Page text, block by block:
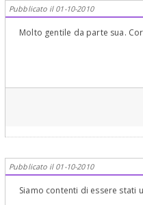
Pubblicato il 01-10-2010
Molto gentile da parte sua.
Pubblicato il 01-10-2010
Siamo contenti di essere stati